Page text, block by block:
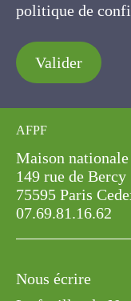
politique de
Valider
AFPF
Maison
149 rue de Bercy
75595 Paris
07.69.81.16.62
Nous écrire